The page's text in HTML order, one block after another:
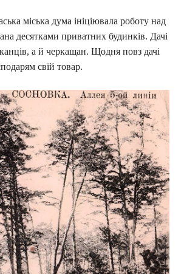
міська дума ініціювала роботу над
десятками приватних будинків. Дачі
а й черкащан. Щодня повз дачі
свій товар.